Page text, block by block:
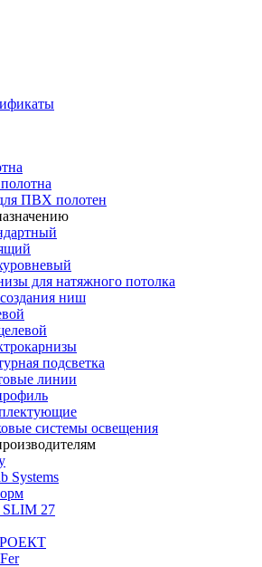
ПВХ полотен
для натяжного потолка
ниш
подсветка
линии
системы освещения
Systems
SLIM 27